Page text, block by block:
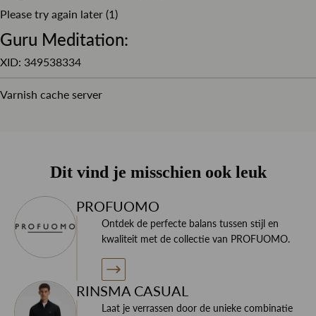
Combineer dit overhemd met een pull-over van Profuomo
of Gran Sasso of juist onder een mooi pak van Hugo Boss
Dit vind je misschien ook leuk
PROFUOMO
Ontdek de perfecte balans tussen stijl en
kwaliteit met de collectie van PROFUOMO.
RINSMA CASUAL
Laat je verrassen door de unieke combinatie
Please try again later (1)
Guru Meditation:
XID: 349538334
Varnish cache server